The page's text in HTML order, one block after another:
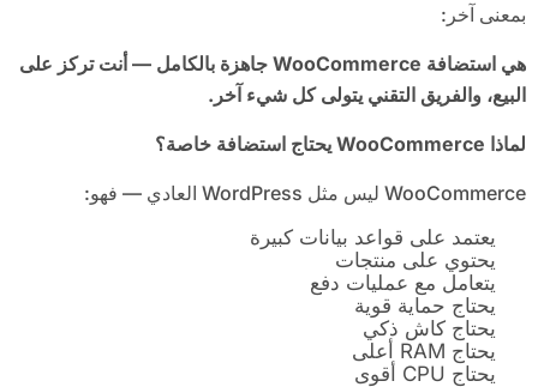
بمعنى آخر:
هي استضافة
جاهزة بالكامل — أنت تركز على
البيع، والفريق التقني يتولى كل شيء آخر .
لماذا يحتاج استضافة خاصة؟
WooCommerce ليس مثل WordPress العادي — فهو:
يعتمد على قواعد بيانات كبيرة
يحتوي على منتجات
يتعامل مع عمليات دفع
يحتاج حماية قوية
يحتاج كاش ذكي
يحتاج RAM أعلى
يحتاج CPU أقوى